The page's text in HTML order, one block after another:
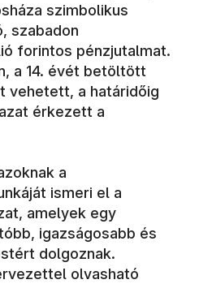
szimbolikus
szabadon
forintos pénzjutalmat.
a 14. évét betöltött
vehetett, a határidőig
érkezett a
a
ismeri el a
amelyek egy
igazságosabb és
dolgoznak.
olvasható